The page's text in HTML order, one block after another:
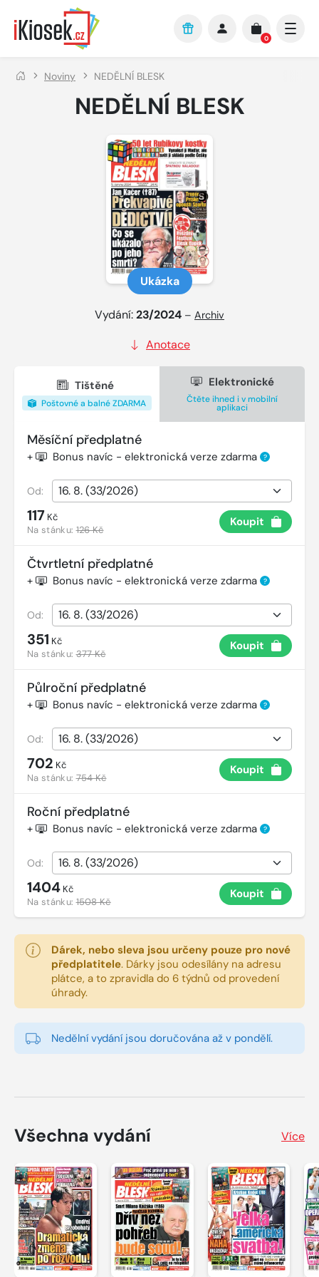
Přejít na hlavní obsah
0
Noviny NEDĚLNÍ BLESK
NEDĚLNÍ BLESK
Ukázka
Vydání:23/2024 – Archiv
Anotace
Tištěné
Poštovné a balné ZDARMA
Elektronické
Čtěte ihned i v mobilní
aplikaci
Měsíční předplatné
+ Bonus navíc - elektronická verze zdarma ?
Od:
117 Kč
Na stánku:126 Kč
Koupit
Čtvrtletní předplatné
+ Bonus navíc - elektronická verze zdarma ?
Od:
351 Kč
Na stánku:377 Kč
Koupit
Půlroční předplatné
+ Bonus navíc - elektronická verze zdarma ?
Od:
702 Kč
Na stánku:754 Kč
Koupit
Roční předplatné
+ Bonus navíc - elektronická verze zdarma ?
Od:
1404 Kč
Na stánku:1508 Kč
Koupit
Dárek, nebo sleva jsou určeny pouze pro nové
předplatitele. Dárky jsou odesílány na adresu
plátce, a to zpravidla do 6 týdnů od provedení
úhrady.
Nedělní vydání jsou doručována až v pondělí.
Všechna vydání Více